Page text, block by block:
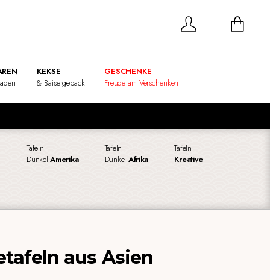
KEKSE
& Baisergebäck
GESCHENKE
Freude am Verschenken
Tafeln
DunkelAmerika
Tafeln
Dunkel Afrika
Tafeln
Kreative
aus Asien